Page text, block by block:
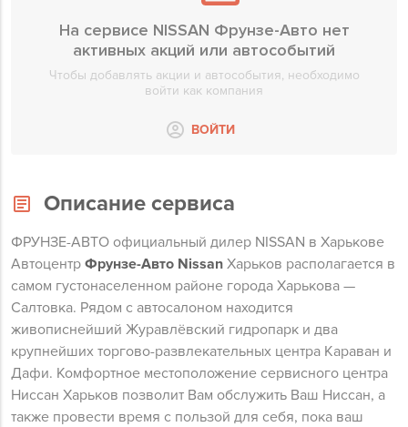
На сервисе NISSAN Фрунзе-Авто нет
активных акций или автособытий
Чтобы добавлять акции и автособытия, необходимо
войти как компания
ВОЙТИ
Описание сервиса
ФРУНЗЕ-АВТО официальный дилер NISSAN в Харькове
Автоцентр Фрунзе-Авто Nissan Харьков располагается в
самом густонаселенном районе города Харькова —
Салтовка. Рядом с автосалоном находится
живописнейший Журавлёвский гидропарк и два
крупнейших торгово-развлекательных центра Караван и
Дафи. Комфортное местоположение сервисного центра
Ниссан Харьков позволит Вам обслужить Ваш Ниссан, а
также провести время с пользой для себя, пока ваш